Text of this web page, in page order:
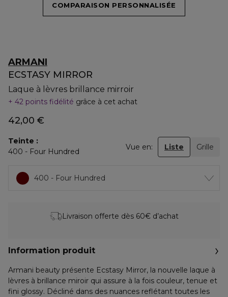
COMPARAISON PERSONNALISÉE
ARMANI
ECSTASY MIRROR
Laque à lèvres brillance mirroir
42 points fidélité grâce à cet achat
42,00 €
Teinte
400 - Four Hundred
Vue en: Liste Grille
400 - Four Hundred
Livraison offerte dès 60€ d’achat
Information produit
Armani beauty présente Ecstasy Mirror, la nouvelle laque à
lèvres à brillance miroir qui assure à la fois couleur, tenue et
fini glossy. Décliné dans des nuances reflétant toutes les